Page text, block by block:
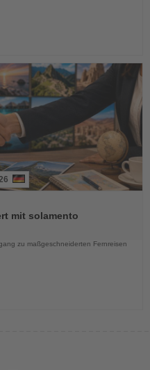
mit solamento
zu maßgeschneiderten Fernreisen